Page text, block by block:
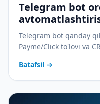
Telegram bot
Telegram bot qanday
Payme/Click to'lovi va
biznesi uchun real
Batafsil →